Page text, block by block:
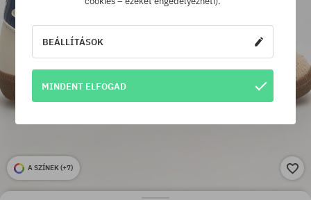
A SZÍNEK (+7)
BEÁLLÍTÁSOK
MINDENT ELFOGAD